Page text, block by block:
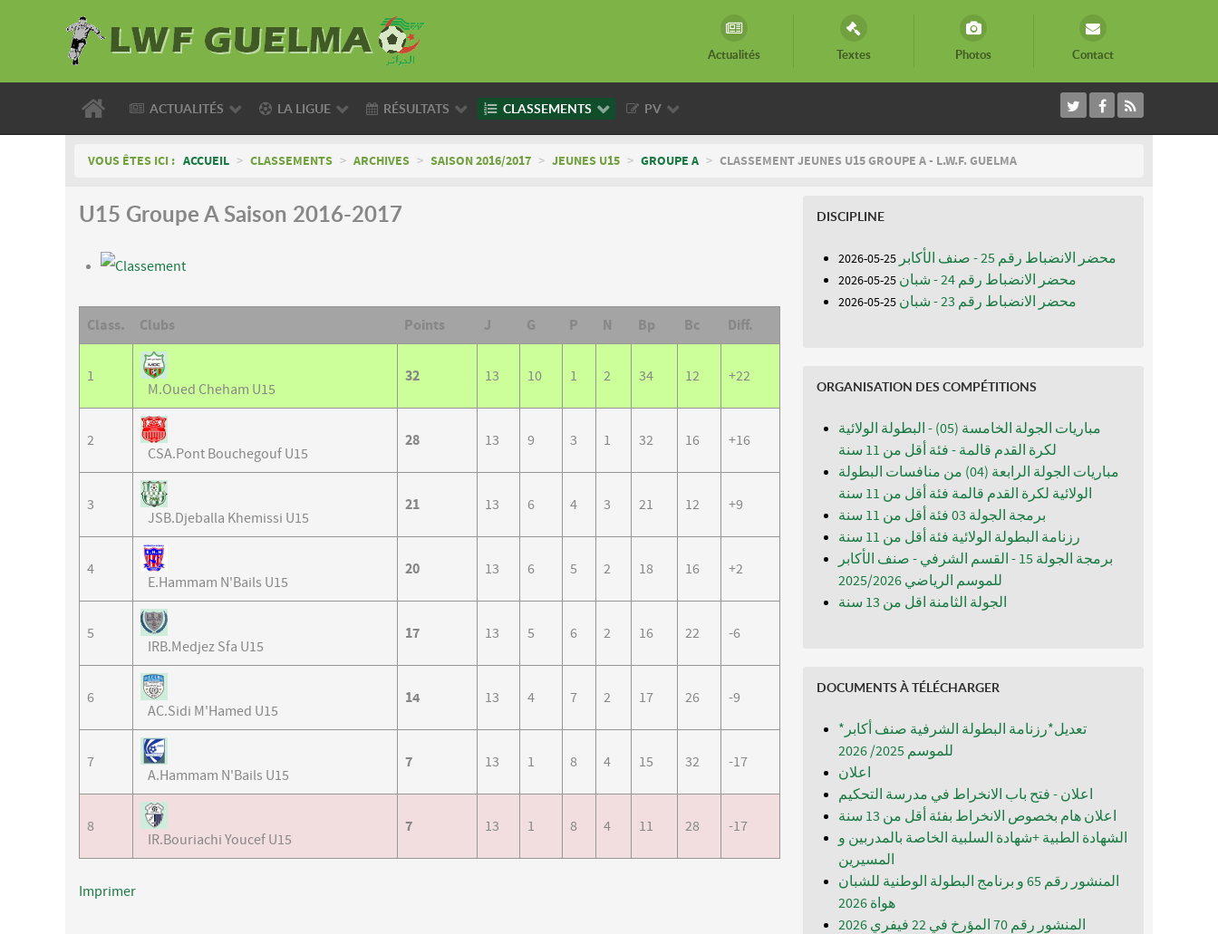
Actualités Textes Photos Contact
ACTUALITÉS LA LIGUE RÉSULTATS CLASSEMENTS PV
VOUS ÊTES ICI : ACCUEIL > CLASSEMENTS > ARCHIVES > SAISON 2016/2017 > JEUNES U15 > GROUPE A > CLASSEMENT JEUNES U15 GROUPE A - L.W.F. GUELMA
U15 Groupe A Saison 2016-2017
Classement
Class. Clubs Points J G P N Bp Bc Diff.
1
M.Oued Cheham U15
32 13 10 1 2 34 12 +22
2
CSA.Pont Bouchegouf U15
28 13 9 3 1 32 16 +16
3
JSB.Djeballa Khemissi U15
21 13 6 4 3 21 12 +9
4
E.Hammam N'Bails U15
20 13 6 5 2 18 16 +2
5
IRB.Medjez Sfa U15
17 13 5 6 2 16 22 -6
6
AC.Sidi M'Hamed U15
14 13 4 7 2 17 26 -9
7
A.Hammam N'Bails U15
7 13 1 8 4 15 32 -17
8
IR.Bouriachi Youcef U15
7 13 1 8 4 11 28 -17
Imprimer
DISCIPLINE
محضر الانضباط رقم 25 - صنف الأكابر 25-05-2026
محضر الانضباط رقم 24 - شبان 25-05-2026
محضر الانضباط رقم 23 - شبان 25-05-2026
ORGANISATION DES COMPÉTITIONS
مباريات الجولة الخامسة (05) - البطولة الولائية
لكرة القدم قالمة - فئة أقل من 11 سنة
مباريات الجولة الرابعة (04) من منافسات البطولة
الولائية لكرة القدم قالمة فئة أقل من 11 سنة
برمجة الجولة 03 فئة أقل من 11 سنة
رزنامة البطولة الولائية فئة أقل من 11 سنة
برمجة الجولة 15 - القسم الشرفي - صنف الأكابر
للموسم الرياضي 2025/2026
الجولة الثامنة اقل من 13 سنة
DOCUMENTS À TÉLÉCHARGER
*تعديل*رزنامة البطولة الشرفية صنف أكابر
للموسم 2025/ 2026
اعلان
اعلان - فتح باب الانخراط في مدرسة التحكيم
اعلان هام بخصوص الانخراط بفئة أقل من 13 سنة
الشهادة الطبية +شهادة السلبية الخاصة بالمدربين و
المسيرين
المنشور رقم 65 و برنامج البطولة الوطنية للشبان
المنشور رقم 70 المؤرخ في 22 فيفري 2026